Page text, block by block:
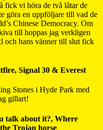
fick vi höra de två låtar de
göra en uppföljare till vad de
Chinese Democracy. Om
till hoppas jag verkligen
och hans vänner till slut fick
Signal 30 & Everest
Stones i Hyde Park med
gillart!
talk about it?, Where
Trojan horse